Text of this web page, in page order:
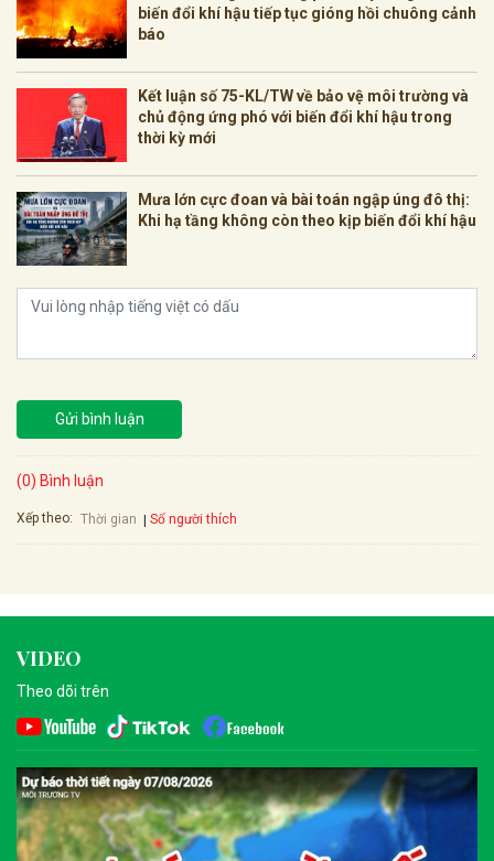
biến đổi khí hậu tiếp tục gióng hồi chuông cảnh
báo
Kết luận số 75-KL/TW về bảo vệ môi trường và
chủ động ứng phó với biến đổi khí hậu trong
thời kỳ mới
Mưa lớn cực đoan và bài toán ngập úng đô thị:
Khi hạ tầng không còn theo kịp biến đổi khí hậu
Gửi bình luận
(0) Bình luận
Xếp theo: Thời gian Số người thích
VIDEO
Theo dõi trên